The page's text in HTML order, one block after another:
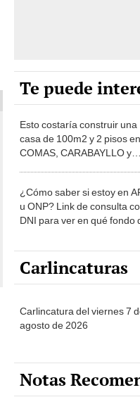
Te puede
Esto costaría construir una
casa de 100m2 y 2 pisos en
COMAS, CARABAYLLO y
¿Cómo saber si estoy en
u ONP? Link de consulta
DNI para ver en qué fondo
Carlincaturas
Carlincatura del viernes 7
agosto de 2026
Notas